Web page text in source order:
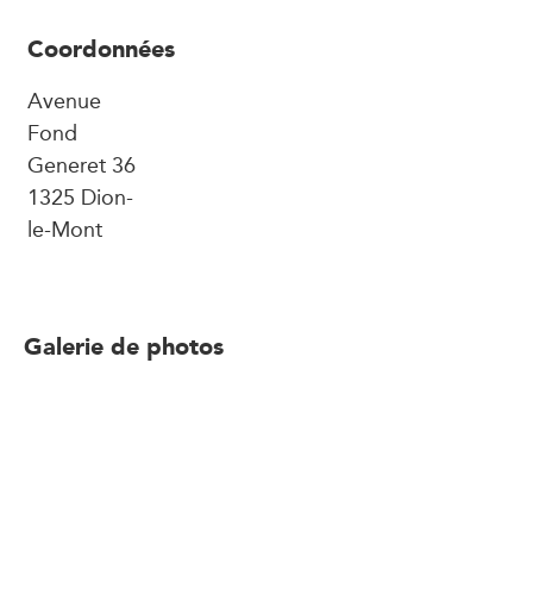
Coordonnées
Avenue
Fond
Generet 36
1325 Dion-
le-Mont
Galerie de photos